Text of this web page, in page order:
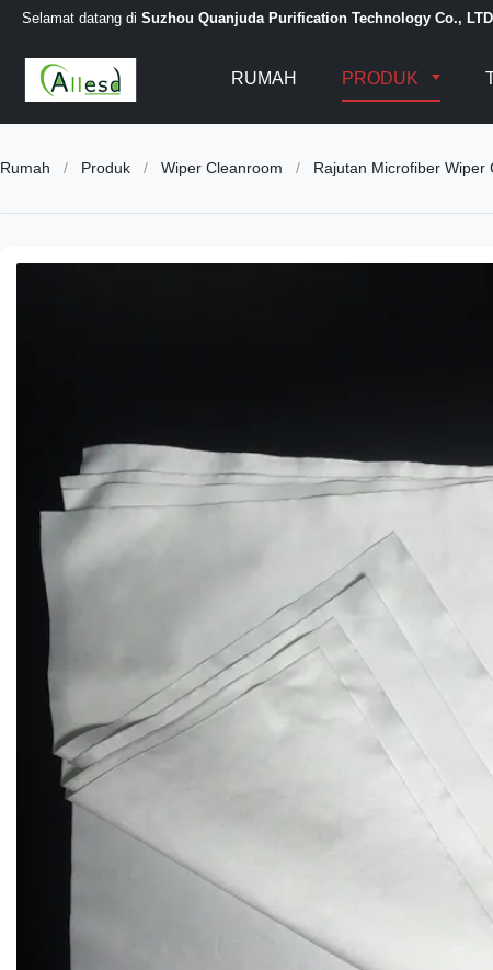
Selamat datang di Suzhou Quanjuda Purification Technology Co., LTD
RUMAH PRODUK
Rumah / Produk / Wiper Cleanroom / Rajutan Microfiber Wiper